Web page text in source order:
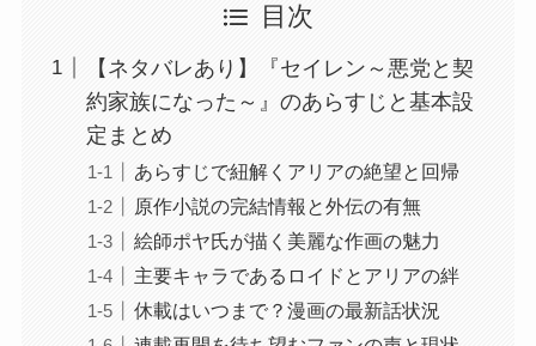
目次
【ネタバレあり】『セイレン～悪党と契
約家族になった～』のあらすじと基本設
定まとめ
あらすじで紐解くアリアの絶望と回帰
原作小説の完結情報と外伝の有無
絵師ポヤ氏が描く美麗な作画の魅力
主要キャラであるロイドとアリアの絆
休載はいつまで？漫画の最新話状況